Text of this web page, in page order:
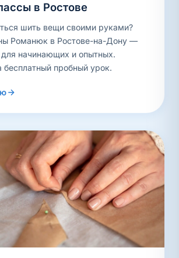
в Ростове
шить вещи своими руками?
Романюк в Ростове-на-Дону —
начинающих и опытных.
бесплатный пробный урок.